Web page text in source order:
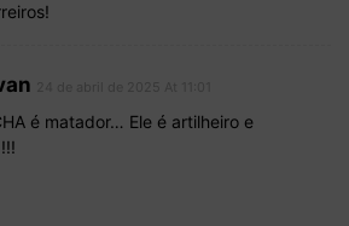
é matador… Ele é artilheiro e